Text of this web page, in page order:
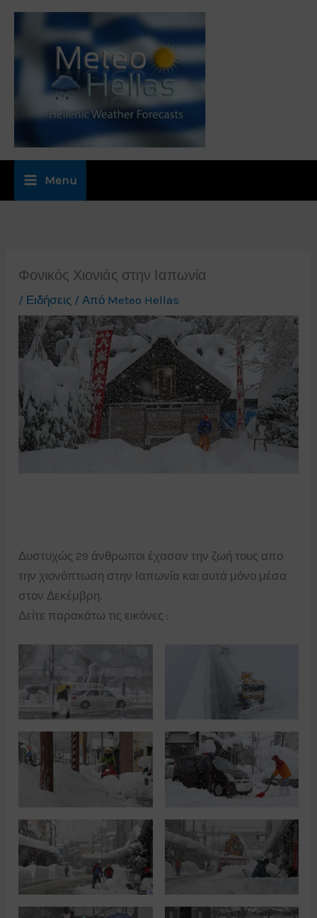
Μετάβαση
περιεχόμενο
Menu
Φονικός Χιονιάς στην Ιαπωνία
/ Ειδήσεις / Από Meteo Hellas
Δυστυχώς 29 άνθρωποι έχασαν την ζωή τους απο
την χιονόπτωση στην Ιαπωνία και αυτά μόνο μέσα
στον Δεκέμβρη.
Δείτε παρακάτω τις εικόνες :